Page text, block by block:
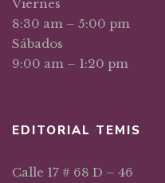
Viernes
8:30 am – 5:00 pm
Sábados
9:00 am – 1:20 pm
EDITORIAL TEMIS
Calle 17 # 68 D – 46